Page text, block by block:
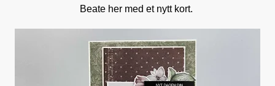
Beate her med et nytt kort.